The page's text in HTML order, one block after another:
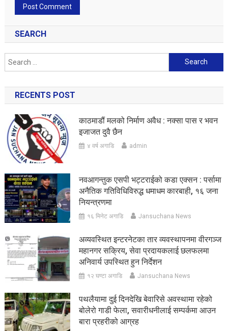
SEARCH
Search
for:
RECENTS POST
काठमाडौं मलको निर्माण अवैध : नक्सा पास र भवन
इजाजत दुवै छैन
४ वर्ष अगाडि admin
नवआगन्तुक एसपी भट्टराईको कडा एक्सन : पर्सामा
अनैतिक गतिविधिविरुद्ध धमाधम कारबाही, १६ जना
नियन्त्रणमा
१६ मिनेट अगाडि Jansuchana News
अव्यवस्थित इन्टरनेटका तार व्यवस्थापनमा वीरगञ्ज
महानगर सक्रिय, सेवा प्रदायकलाई छलफलमा
अनिवार्य उपस्थित हुन निर्देशन
१२ घण्टा अगाडि Jansuchana News
पथलैयामा दुई दिनदेखि बेवारिसे अवस्थामा रहेको
बोलेरो गाडी फेला, सवारीधनीलाई सम्पर्कमा आउन
बारा प्रहरीको आग्रह